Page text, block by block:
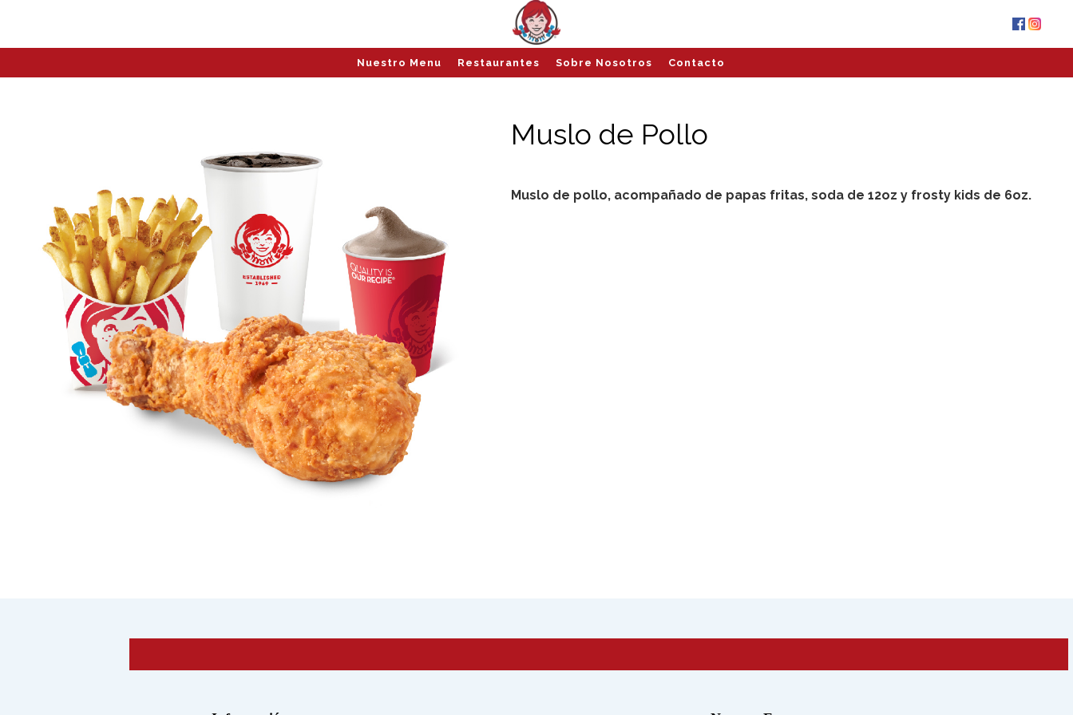
Nuestro Menu Restaurantes Sobre Nosotros Contacto
Muslo de Pollo
Muslo de pollo, acompañado de papas fritas, soda de 12oz y frosty kids de 6oz.